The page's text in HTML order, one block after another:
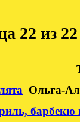
22 из 22
Ольга-
барбекю